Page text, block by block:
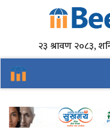
२३ श्रावण २०८३,